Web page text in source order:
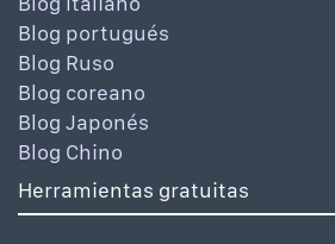
Blog portugués
Blog Ruso
Blog coreano
Blog Japonés
Blog Chino
Herramientas gratuitas